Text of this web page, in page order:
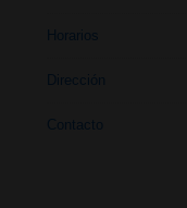
Horarios
Dirección
Contacto